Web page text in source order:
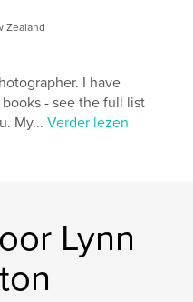
Zealand
I have
- see the full list
My...Verder lezen
Lynn